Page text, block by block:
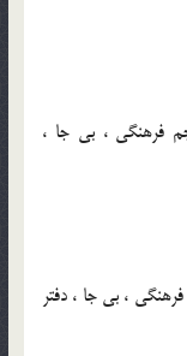
فرهنگي ، بي جا ،
، بي جا ، دفتر